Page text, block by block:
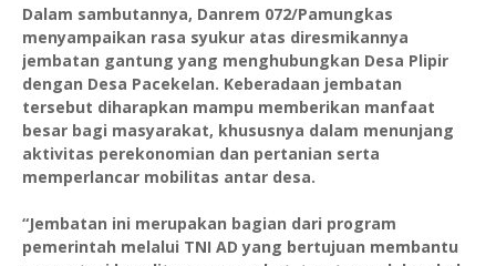
Dalam sambutannya, Danrem 072/Pamungkas
menyampaikan rasa syukur atas diresmikannya
jembatan gantung yang menghubungkan Desa Plipir
dengan Desa Pacekelan. Keberadaan jembatan
tersebut diharapkan mampu memberikan manfaat
besar bagi masyarakat, khususnya dalam menunjang
aktivitas perekonomian dan pertanian serta
memperlancar mobilitas antar desa.
“Jembatan ini merupakan bagian dari program
pemerintah melalui TNI AD yang bertujuan membantu